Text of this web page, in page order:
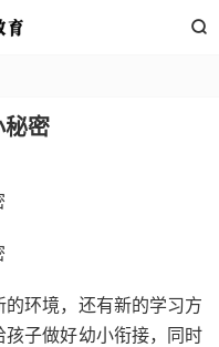

秘密
环境，还有新的学习方
子做好幼小衔接，同时